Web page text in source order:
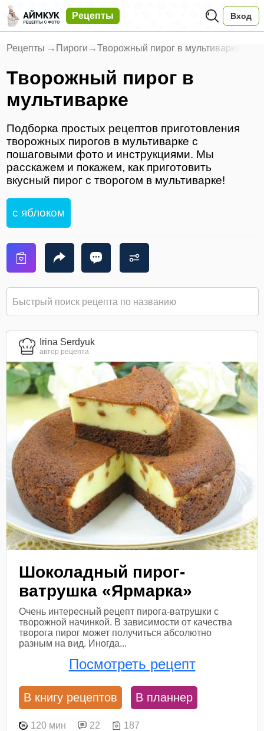
Рецепты Вход
Рецепты → Пироги →Творожный пирог в мультиварке
Творожный пирог в
мультиварке
Подборка простых рецептов приготовления
творожных пирогов в мультиварке с
пошаговыми фото и инструкциями. Мы
расскажем и покажем, как приготовить
вкусный пирог с творогом в мультиварке!
с яблоком
Irina Serdyuk
автор рецепта
Шоколадный пирог-
ватрушка «Ярмарка»
Очень интересный рецепт пирога-ватрушки с
творожной начинкой. В зависимости от качества
творога пирог может получиться абсолютно
разным на вид. Иногда...
Посмотреть рецепт
В книгу рецептов В планнер
120 мин 22 187